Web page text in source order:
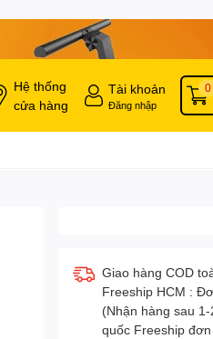
Hệ thống
cửa hàng
Tài khoản
Đăng nhập
0
Giao hàng COD
Freeship HCM :
(Nhận hàng sau
quốc Freeship